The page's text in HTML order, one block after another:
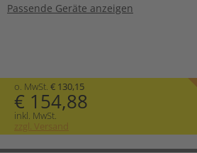
Passende Geräte anzeigen
o. MwSt. € 130,15
€ 154,88
inkl. MwSt.
zzgl. Versand